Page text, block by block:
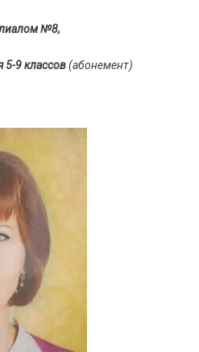
№8,
5-9 классов(абонемент)